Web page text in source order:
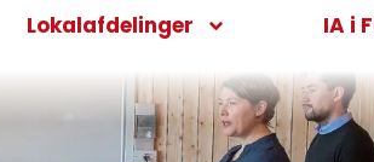
Lokalafdelinger IA i